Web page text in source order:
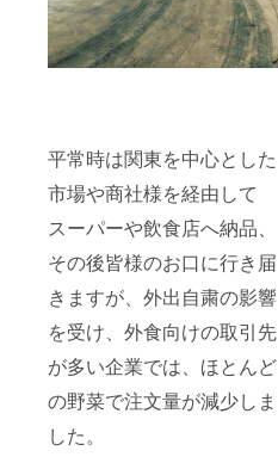
平常時は関東を中心とした
市場や商社様を経由して
スーパーや飲食店へ納品、
その後皆様のお口に行き届
きますが、外出自粛の影響
を受け、外食向けの取引先
が多い企業では、ほとんど
の野菜で注文量が減少しま
した。